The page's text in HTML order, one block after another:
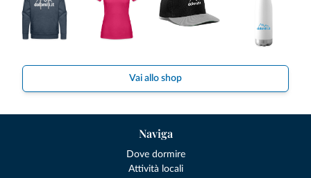
Vai allo shop
Naviga
Dove dormire
Attività locali